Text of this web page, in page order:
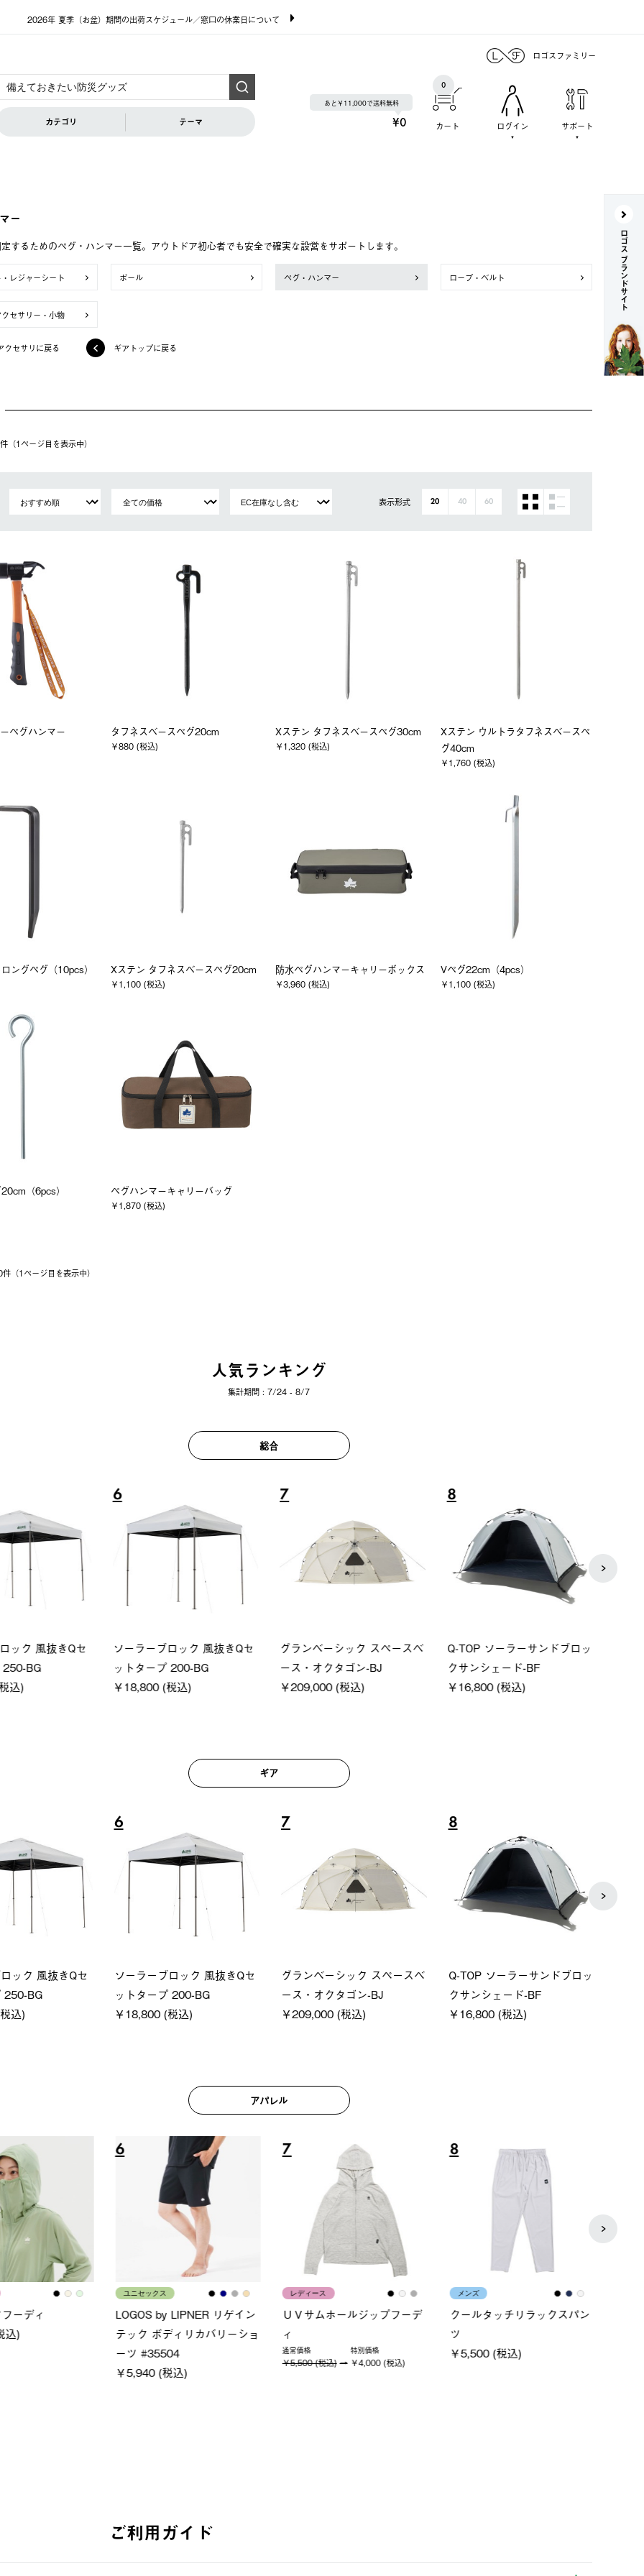
2026年 夏季（お盆）期間の出荷スケジュール／窓口の休業日について
ロゴスファミリー
カテゴリ テーマ
あと￥11,000で送料無料
¥0 カート
0
ログイン サポート
ー
するためのペグ・ハンマー一覧。アウトドア初心者でも安全で確実な設営をサポートします。
レジャーシート ポール ペグ・ハンマー ロープ・ベルト
セサリー・小物
クセサリに戻る ギアトップに戻る
（1ページ⽬を表⽰中）
表示形式 20 40 60
ペグハンマー タフネスベースペグ20cm
￥880 (税込)
Xステン タフネスベースペグ30cm
￥1,320 (税込)
Xステン ウルトラタフネスベースペ
グ40cm
￥1,760 (税込)
ングペグ（10pcs） Xステン タフネスベースペグ20cm
￥1,100 (税込)
防水ペグハンマーキャリーボックス
￥3,960 (税込)
Vペグ22cm（4pcs）
￥1,100 (税込)
（6pcs） ペグハンマーキャリーバッグ
￥1,870 (税込)
（1ページ⽬を表⽰中）
人気ランキング
集計期間 : 7/24 - 8/7
総合
ック 風抜きQセ
BG
込)
6
ソーラーブロック 風抜きQセ
ットタープ 200-BG
￥18,800 (税込)
7
グランベーシック スペースベ
ース・オクタゴン-BJ
￥209,000 (税込)
8
Q-TOP ソーラーサンドブロッ
クサンシェード-BF
￥16,800 (税込)
ギア
ック 風抜きQセ
BG
込)
6
ソーラーブロック 風抜きQセ
ットタープ 200-BG
￥18,800 (税込)
7
グランベーシック スペースベ
ース・オクタゴン-BJ
￥209,000 (税込)
8
Q-TOP ソーラーサンドブロッ
クサンシェード-BF
￥16,800 (税込)
アパレル
ーディ
)
6
ユニセックス
LOGOS by LIPNER リゲイン
テック ボディリカバリーショ
ーツ #35504
￥5,940 (税込)
7
レディース
ＵＶサムホールジップフーデ
ィ
通常価格
￥5,500 (税込)
特別価格
￥4,000 (税込)
8
メンズ
クールタッチリラックスパン
ツ
￥5,500 (税込)
ご利用ガイド
ロゴス ブランドサイト